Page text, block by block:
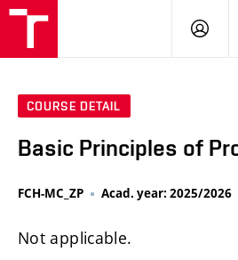
LOG
COURSE DETAIL
Basic Principles of
FCH-MC_ZP Acad. year: 2025/2026
Not applicable.